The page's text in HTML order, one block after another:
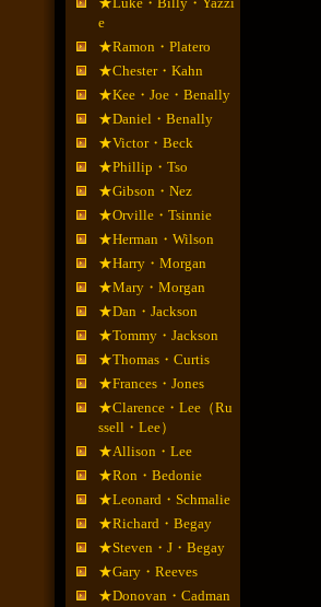
e
★Ramon・Platero
★Chester・Kahn
★Kee・Joe・Benally
★Daniel・Benally
★Victor・Beck
★Phillip・Tso
★Gibson・Nez
★Orville・Tsinnie
★Herman・Wilson
★Harry・Morgan
★Mary・Morgan
★Dan・Jackson
★Tommy・Jackson
★Thomas・Curtis
★Frances・Jones
★Clarence・Lee（Ru
ssell・Lee）
★Allison・Lee
★Ron・Bedonie
★Leonard・Schmalie
★Richard・Begay
★Steven・J・Begay
★Gary・Reeves
★Donovan・Cadman